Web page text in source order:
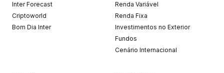
Inter Forecast
Criptoworld
Bom Dia Inter
Renda Variável
Renda Fixa
Investimentos no Exterior
Fundos
Cenário Internacional